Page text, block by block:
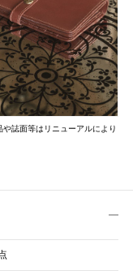
誌面等はリニューアルにより